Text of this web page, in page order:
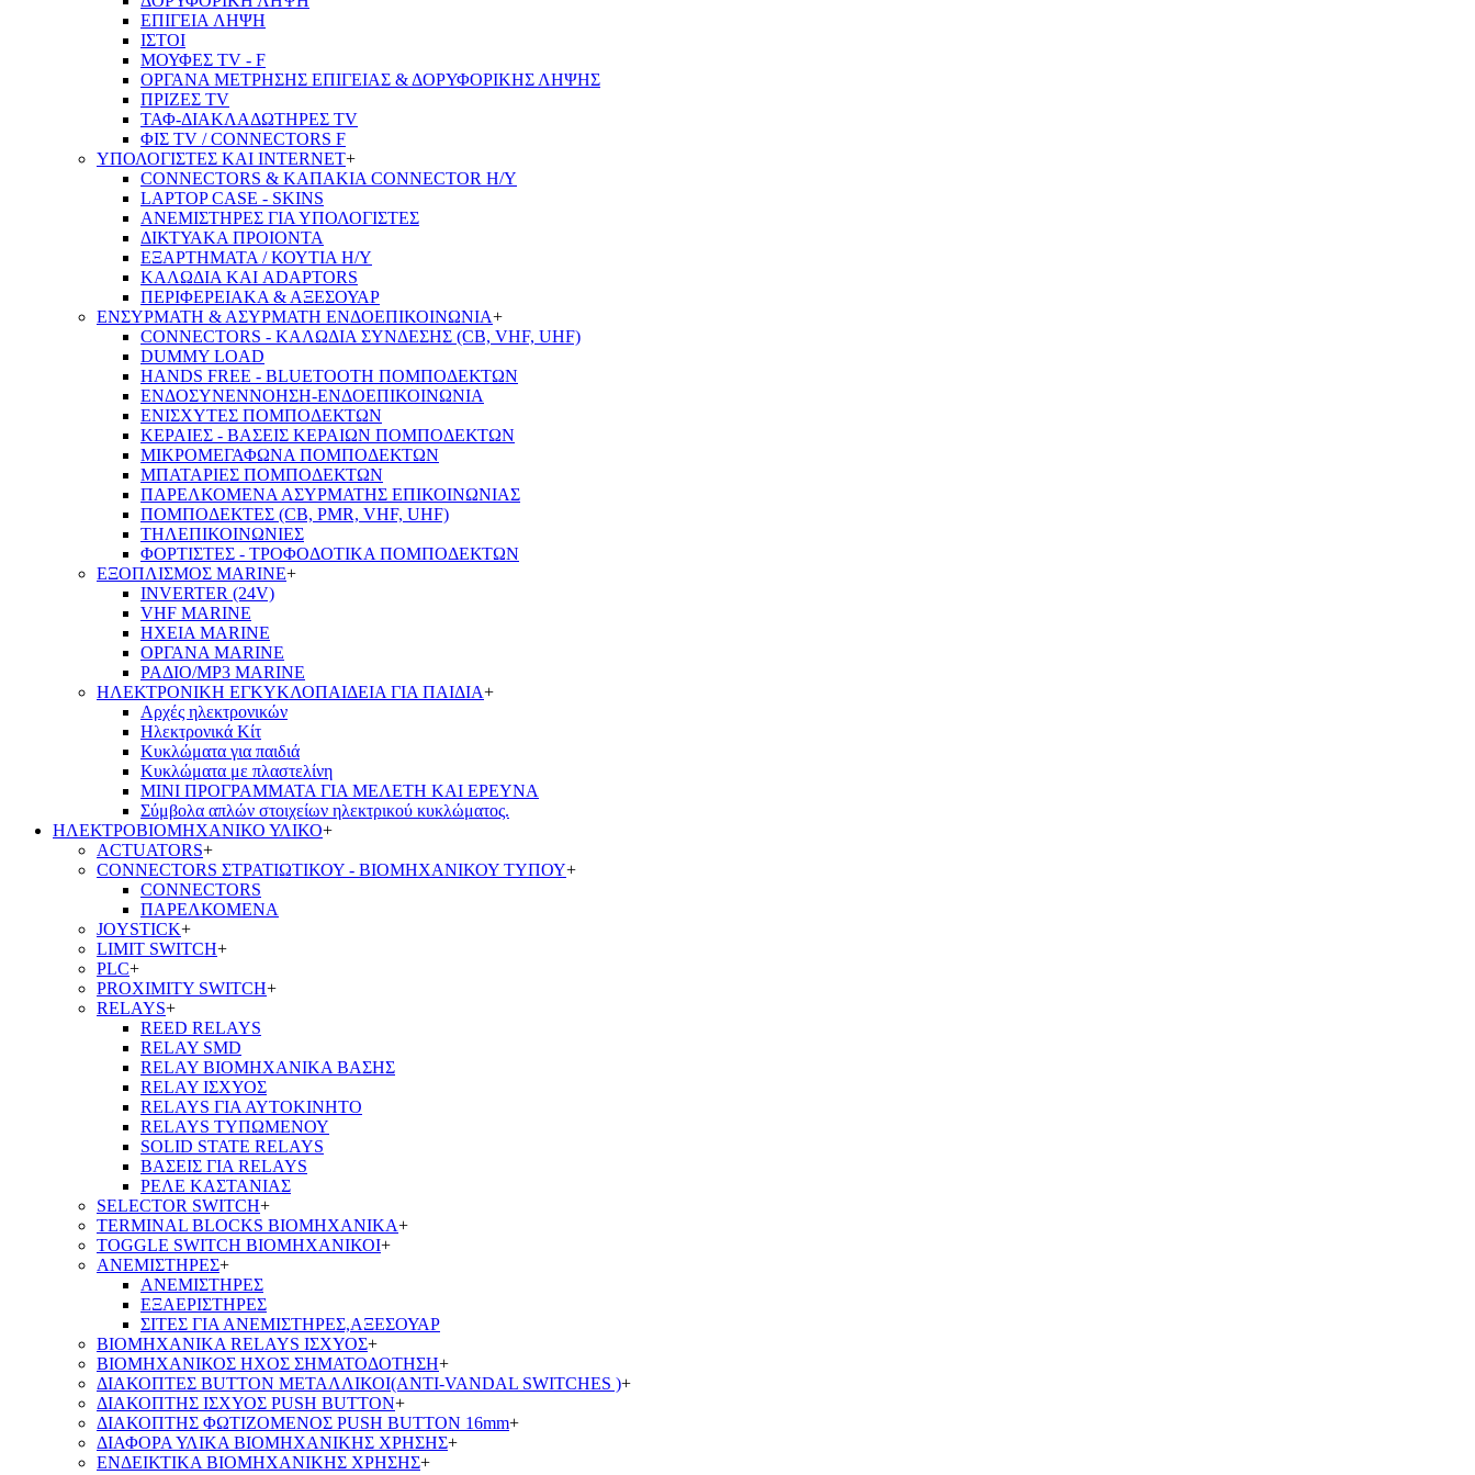
ΕΠΙΓΕΙA ΛΗΨΗ
ΙΣΤΟΙ
ΜΟΥΦΕΣ TV - F
ΟΡΓΑΝΑ ΜΕΤΡΗΣΗΣ ΕΠΙΓΕΙΑΣ & ΔΟΡΥΦΟΡΙΚΗΣ ΛΗΨΗΣ
ΠΡΙΖΕΣ TV
ΤΑΦ-ΔΙΑΚΛΑΔΩΤΗΡΕΣ TV
ΦΙΣ TV / CONNECTORS F
ΥΠΟΛΟΓΙΣΤΕΣ ΚΑΙ INTERNET+
CONNECTORS & ΚΑΠΑΚΙΑ CONNECTOR Η/Υ
LAPTOP CASE - SKINS
ΑΝΕΜΙΣΤΗΡΕΣ ΓΙΑ ΥΠΟΛΟΓΙΣΤΕΣ
ΔΙΚΤΥΑΚΑ ΠΡΟΙΟΝΤΑ
ΕΞΑΡΤΗΜΑΤΑ / ΚΟΥΤΙΑ Η/Υ
ΚΑΛΩΔΙΑ ΚΑΙ ADAPTORS
ΠΕΡΙΦΕΡΕΙΑΚΑ & ΑΞΕΣΟΥΑΡ
ΕΝΣΥΡΜΑΤΗ & ΑΣΥΡΜΑΤΗ ΕΝΔΟΕΠΙΚΟΙΝΩΝΙΑ+
CONNECTORS - ΚΑΛΩΔΙΑ ΣΥΝΔΕΣΗΣ (CB, VHF, UHF)
DUMMY LOAD
HANDS FREE - BLUETOOTH ΠΟΜΠΟΔΕΚΤΩΝ
ΕΝΔΟΣΥΝΕΝΝΟΗΣΗ-ΕΝΔΟΕΠΙΚΟΙΝΩΝΙΑ
ΕΝΙΣΧΥΤΕΣ ΠΟΜΠΟΔΕΚΤΩΝ
ΚΕΡΑΙΕΣ - ΒΑΣΕΙΣ ΚΕΡΑΙΩΝ ΠΟΜΠΟΔΕΚΤΩΝ
ΜΙΚΡΟΜΕΓΑΦΩΝΑ ΠΟΜΠΟΔΕΚΤΩΝ
ΜΠΑΤΑΡΙΕΣ ΠΟΜΠΟΔΕΚΤΩΝ
ΠΑΡΕΛΚΟΜΕΝΑ ΑΣΥΡΜΑΤΗΣ ΕΠΙΚΟΙΝΩΝΙΑΣ
ΠΟΜΠΟΔΕΚΤΕΣ (CB, PMR, VHF, UHF)
ΤΗΛΕΠΙΚΟΙΝΩΝΙΕΣ
ΦΟΡΤΙΣΤΕΣ - ΤΡΟΦΟΔΟΤΙΚΑ ΠΟΜΠΟΔΕΚΤΩΝ
ΕΞΟΠΛΙΣΜΟΣ MARINE+
INVERTER (24V)
VHF MARINE
ΗΧΕΙΑ MARINE
ΟΡΓΑΝΑ MARINE
ΡΑΔΙΟ/MP3 MARINE
ΗΛΕΚΤΡΟΝΙΚΗ ΕΓΚΥΚΛΟΠΑΙΔΕΙΑ ΓΙΑ ΠΑΙΔΙΑ+
Αρχές ηλεκτρονικών
Ηλεκτρονικά Κίτ
Κυκλώματα για παιδιά
Κυκλώματα με πλαστελίνη
ΜΙΝΙ ΠΡΟΓΡΑΜΜΑΤΑ ΓΙΑ ΜΕΛΕΤΗ ΚΑΙ ΕΡΕΥΝΑ
Σύμβολα απλών στοιχείων ηλεκτρικού κυκλώματος.
ΗΛΕΚΤΡΟΒΙΟΜΗΧΑΝΙΚΟ ΥΛΙΚΟ+
ACTUATORS+
CONNECTORS ΣΤΡΑΤΙΩΤΙΚΟΥ - ΒΙΟΜΗΧΑΝΙΚΟΥ ΤΥΠΟΥ+
CONNECTORS
ΠΑΡΕΛΚΟΜΕΝΑ
JOYSTICK+
LIMIT SWITCH+
PLC+
PROXIMITY SWITCH+
RELAYS+
REED RELAYS
RELAY SMD
RELAY ΒΙΟΜΗΧΑΝΙΚΑ ΒΑΣΗΣ
RELAY ΙΣΧΥΟΣ
RELAYS ΓΙΑ ΑΥΤΟΚΙΝΗΤΟ
RELAYS ΤΥΠΩΜΕΝΟΥ
SOLID STATE RELAYS
ΒΑΣΕΙΣ ΓΙΑ RELAYS
ΡΕΛΕ ΚΑΣΤΑΝΙΑΣ
SELECTOR SWITCH+
TERMINAL BLOCKS ΒΙΟΜΗΧΑΝΙΚΑ+
TOGGLE SWITCH ΒΙΟΜΗΧΑΝΙΚΟΙ+
ΑΝΕΜΙΣΤΗΡΕΣ+
ΑΝΕΜΙΣΤΗΡΕΣ
ΕΞΑΕΡΙΣΤΗΡΕΣ
ΣΙΤΕΣ ΓΙΑ ΑΝΕΜΙΣΤΗΡΕΣ,ΑΞΕΣΟΥΑΡ
ΒΙΟΜΗΧΑΝΙΚΑ RELAYS ΙΣΧΥΟΣ+
ΒΙΟΜΗΧΑΝΙΚΟΣ ΗΧΟΣ ΣΗΜΑΤΟΔΟΤΗΣΗ+
ΔΙΑΚΟΠΤΕΣ BUTTON ΜΕΤΑΛΛΙΚΟΙ(ANTI-VANDAL SWITCHES )+
ΔΙΑΚΟΠΤΗΣ ΙΣΧΥΟΣ PUSH BUTTON+
ΔΙΑΚΟΠΤΗΣ ΦΩΤΙΖΟΜΕΝΟΣ PUSH BUTTON 16mm+
ΔΙΑΦΟΡΑ ΥΛΙΚΑ ΒΙΟΜΗΧΑΝΙΚΗΣ ΧΡΗΣΗΣ+
ΕΝΔΕΙΚΤΙΚΑ ΒΙΟΜΗΧΑΝΙΚΗΣ ΧΡΗΣΗΣ+